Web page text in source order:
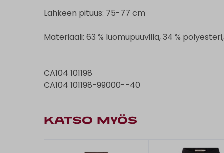
Lahkeen pituus: 75-77 cm
Materiaali: 63 % luomupuuvilla, 34 %
CA104 101198
CA104 101198-99000--40
KATSO MYÖS